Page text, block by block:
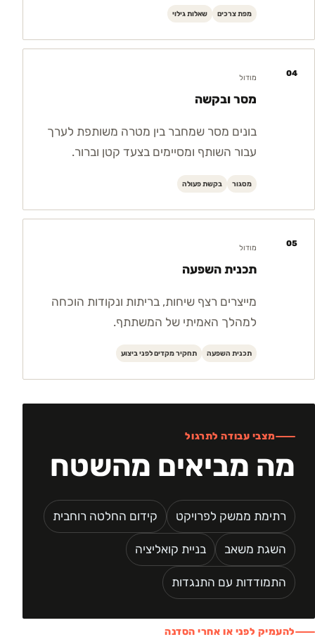
מפת צרכים שאלות גילוי
04 מודול
מסר ובקשה
בונים מסר שמחבר בין מטרה משותפת לערך
עבור השותף ומסיימים בצעד קטן וברור.
מסגור בקשת פעולה
05 מודול
תכנית השפעה
מייצרים רצף שיחות, בריתות ונקודות הוכחה
למהלך האמיתי של המשתתף.
תכנית השפעה תחקיר מקדים לפני ביצוע
מצבי עבודה לתרגול
מה מביאים מהשטח
רתימת ממשק לפרויקט קידום החלטה רוחבית
השגת משאב בניית קואליציה
התמודדות עם התנגדות
להעמיק לפני או אחרי הסדנה